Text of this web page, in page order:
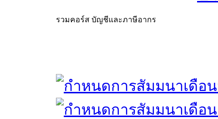
รวมคอร์ส บัญชีและภาษีอากร